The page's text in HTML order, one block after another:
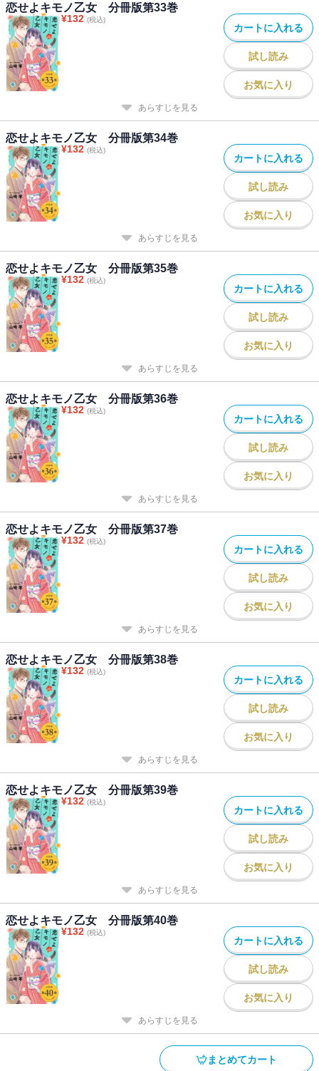
恋せよキモノ乙女 分冊版第33巻
¥132 (税込)
カートに入れる
試し読み
お気に入り
あらすじを見る
恋せよキモノ乙女 分冊版第34巻
¥132 (税込)
カートに入れる
試し読み
お気に入り
あらすじを見る
恋せよキモノ乙女 分冊版第35巻
¥132 (税込)
カートに入れる
試し読み
お気に入り
あらすじを見る
恋せよキモノ乙女 分冊版第36巻
¥132 (税込)
カートに入れる
試し読み
お気に入り
あらすじを見る
恋せよキモノ乙女 分冊版第37巻
¥132 (税込)
カートに入れる
試し読み
お気に入り
あらすじを見る
恋せよキモノ乙女 分冊版第38巻
¥132 (税込)
カートに入れる
試し読み
お気に入り
あらすじを見る
恋せよキモノ乙女 分冊版第39巻
¥132 (税込)
カートに入れる
試し読み
お気に入り
あらすじを見る
恋せよキモノ乙女 分冊版第40巻
¥132 (税込)
カートに入れる
試し読み
お気に入り
あらすじを見る
まとめてカート